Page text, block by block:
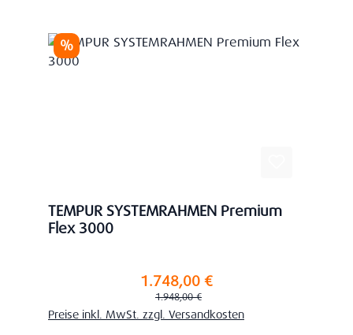
Rabatt
%
TEMPUR SYSTEMRAHMEN Premium
Flex 3000
Verkaufspreis:1.748,00 €
Regulärer Preis:
1.948,00 €
Preise inkl. MwSt. zzgl. Versandkosten